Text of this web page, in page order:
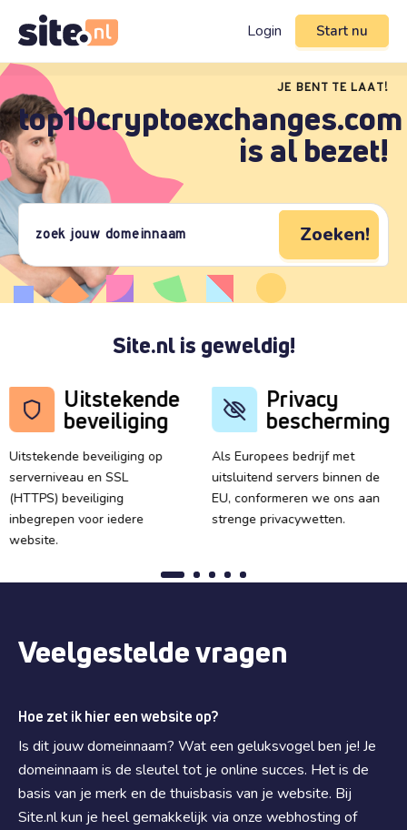
Login Start nu
JE BENT TE LAAT!
top10cryptoexchanges.com
is al bezet!
Zoeken!
Site.nl is geweldig!
Uitstekende
beveiliging
Uitstekende beveiliging op
serverniveau en SSL
(HTTPS) beveiliging
inbegrepen voor iedere
website.
Privacy
bescherming
Als Europees bedrijf met
uitsluitend servers binnen de
EU, conformeren we ons aan
strenge privacywetten.
Veelgestelde vragen
Hoe zet ik hier een website op?
Is dit jouw domeinnaam? Wat een geluksvogel ben je! Je
domeinnaam is de sleutel tot je online succes. Het is de
basis van je merk en de thuisbasis van je website. Bij
Site.nl kun je heel gemakkelijk via onze webhosting of